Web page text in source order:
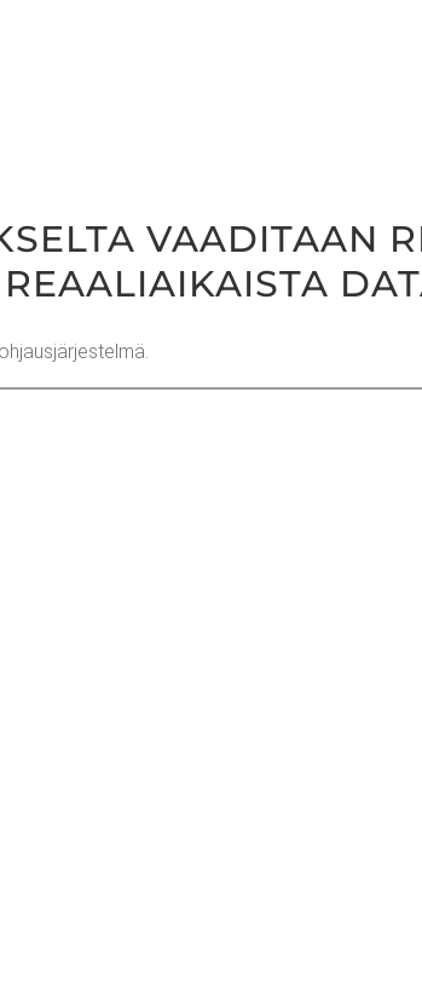
VAA­DI­TAAN